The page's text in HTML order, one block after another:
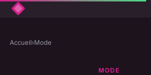
Accueil›Mode
MODE